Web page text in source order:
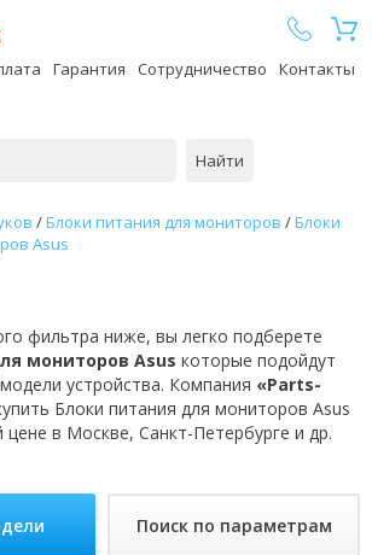
Гарантия Сотрудничество Контакты
Найти
/Блоки питания для мониторов /Блоки
Asus
фильтра ниже, вы легко подберете
мониторов Asus которые подойдут
устройства. Компания «Parts-
Блоки питания для мониторов Asus
в Москве, Санкт-Петербурге и др.
Поиск по параметрам